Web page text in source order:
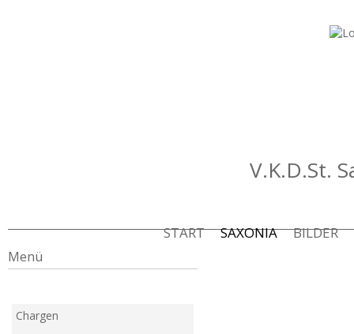
V.K.D.St.
START SAXONIA BILDER
Menü
Chargen